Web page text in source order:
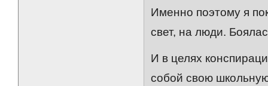
Именно поэтому я
свет, на люди.
И в целях
собой свою